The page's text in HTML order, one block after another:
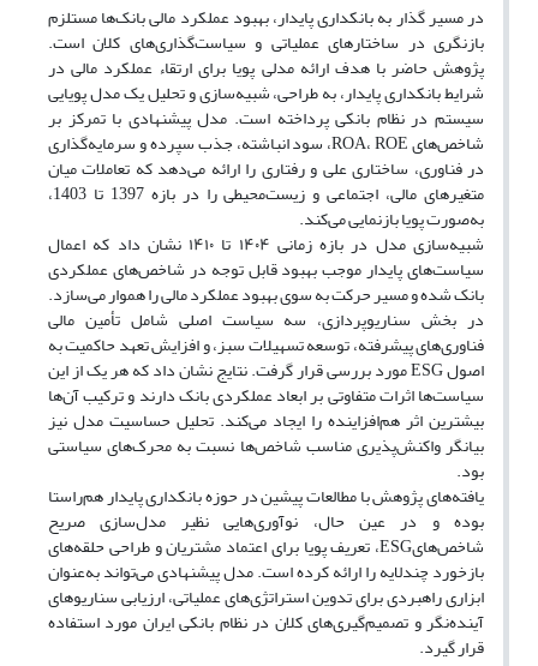
در مسیر گذار به بانکداری پایدار، بهبود عملکرد مالی بانک‌ها مستلزم
بازنگری در ساختارهای عملیاتی و سیاست‌گذاری‌های کلان است.
پژوهش حاضر با هدف ارائه مدلی پویا برای ارتقاء عملکرد مالی در
شرایط بانکداری پایدار، به طراحی، شبیه‌سازی و تحلیل یک مدل پویایی
سیستم در نظام بانکی پرداخته است. مدل پیشنهادی با تمرکز بر
شاخص‌های ROA، ROE، سود انباشته، جذب سپرده و سرمایه‌گذاری
در فناوری، ساختاری علی و رفتاری را ارائه می‌دهد که تعاملات میان
متغیرهای مالی، اجتماعی و زیست‌محیطی را در بازه 1397 تا 1403،
به‌صورت پویا بازنمایی می‌کند.
شبیه‌سازی مدل در بازه زمانی ۱۴۰۴ تا ۱۴۱۰ نشان داد که اعمال
سیاست‌های پایدار موجب بهبود قابل توجه در شاخص‌های عملکردی
بانک شده و مسیر حرکت به سوی بهبود عملکرد مالی را هموار می‌سازد.
در بخش سناریوپردازی، سه سیاست اصلی شامل تأمین مالی
فناوری‌های پیشرفته، توسعه تسهیلات سبز، و افزایش تعهد حاکمیت به
اصول ESG مورد بررسی قرار گرفت. نتایج نشان داد که هر یک از این
سیاست‌ها اثرات متفاوتی بر ابعاد عملکردی بانک دارند و ترکیب آن‌ها
بیشترین اثر هم‌افزاینده را ایجاد می‌کند. تحلیل حساسیت مدل نیز
بیانگر واکنش‌پذیری مناسب شاخص‌ها نسبت به محرک‌های سیاستی
بود.
یافته‌های پژوهش با مطالعات پیشین در حوزه بانکداری پایدار هم‌راستا
بوده و در عین حال، نوآوری‌هایی نظیر مدل‌سازی صریح
شاخص‌هایESG، تعریف پویا برای اعتماد مشتریان و طراحی حلقه‌های
بازخورد چندلایه را ارائه کرده است. مدل پیشنهادی می‌تواند به‌عنوان
ابزاری راهبردی برای تدوین استراتژی‌های عملیاتی، ارزیابی سناریوهای
آینده‌نگر و تصمیم‌گیری‌های کلان در نظام بانکی ایران مورد استفاده
قرار گیرد.